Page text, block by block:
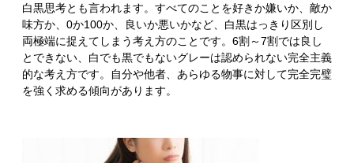
白黒思考とも言われます。すべてのことを好きか嫌いか、敵か
味方か、0か100か、良いか悪いかなど、白黒はっきり区別し
両極端に捉えてしまう考え方のことです。6割～7割では良し
とできない、白でも黒でもないグレーは認められない完全主義
的な考え方です。自分や他者、あらゆる物事に対して完全完璧
を強く求める傾向があります。